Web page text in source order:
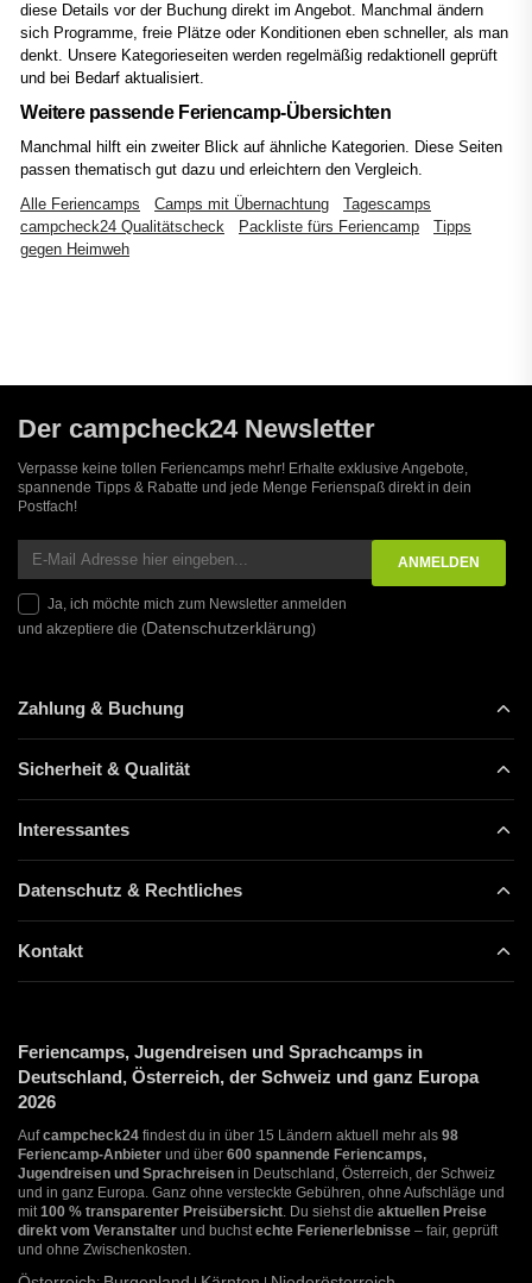
diese Details vor der Buchung direkt im Angebot. Manchmal ändern
sich Programme, freie Plätze oder Konditionen eben schneller, als man
denkt. Unsere Kategorieseiten werden regelmäßig redaktionell geprüft
und bei Bedarf aktualisiert.
Weitere passende Feriencamp-Übersichten
Manchmal hilft ein zweiter Blick auf ähnliche Kategorien. Diese Seiten
passen thematisch gut dazu und erleichtern den Vergleich.
Alle Feriencamps
Camps mit Übernachtung
Tagescamps
campcheck24 Qualitätscheck
Packliste fürs Feriencamp
Tipps
gegen Heimweh
Der campcheck24 Newsletter
Verpasse keine tollen Feriencamps mehr! Erhalte exklusive Angebote,
spannende Tipps & Rabatte und jede Menge Ferienspaß direkt in dein
Postfach!
Ja, ich möchte mich zum Newsletter anmelden
und akzeptiere die (Datenschutzerklärung)
Zahlung & Buchung
Sicherheit & Qualität
Interessantes
Datenschutz & Rechtliches
Kontakt
Feriencamps, Jugendreisen und Sprachcamps in
Deutschland, Österreich, der Schweiz und ganz Europa
2026
Aufcampcheck24 findest du in über 15 Ländern aktuell mehr als 98
Feriencamp-Anbieter und über 600 spannende Feriencamps,
Jugendreisen und Sprachreisen in Deutschland, Österreich, der Schweiz
und in ganz Europa. Ganz ohne versteckte Gebühren, ohne Aufschläge und
mit100 % transparenter Preisübersicht. Du siehst die aktuellen Preise
direkt vom Veranstalter und buchstechte Ferienerlebnisse – fair, geprüft
und ohne Zwischenkosten.